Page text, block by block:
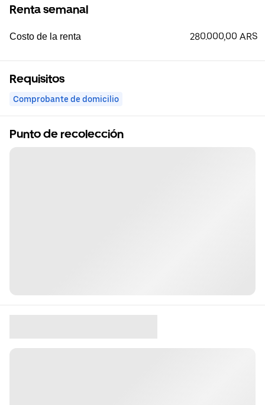
Renta semanal
Costo de la renta 280.000,00 ARS
Requisitos
Comprobante de domicilio
Punto de recolección